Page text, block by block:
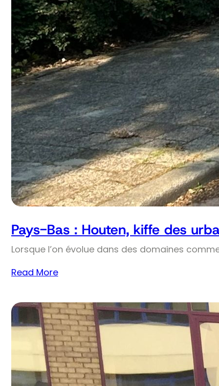
Pays-Bas : Houten, kiffe des
Lorsque l’on évolue dans des domaines
Read More